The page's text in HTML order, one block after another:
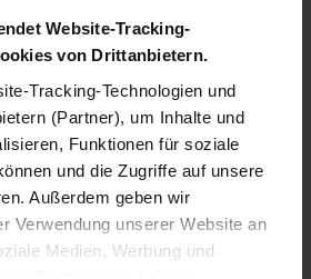
Website-Tracking-
von Drittanbietern.
Tracking-Technologien und
(Partner), um Inhalte und
Funktionen für soziale
und die Zugriffe auf unsere
Außerdem geben wir
Verwendung unserer Website an
Medien, Werbung und
Zustimmungsst
atus des
Benutzers für
Cookies auf der
aktuellen
Domäne.